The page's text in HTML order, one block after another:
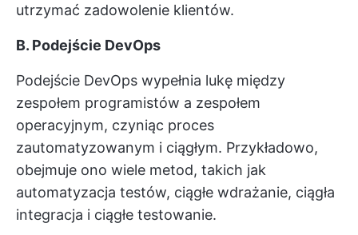
utrzymać zadowolenie klientów.
B. Podejście DevOps
Podejście DevOps wypełnia lukę między
zespołem programistów a zespołem
operacyjnym, czyniąc proces
zautomatyzowanym i ciągłym. Przykładowo,
obejmuje ono wiele metod, takich jak
automatyzacja testów, ciągłe wdrażanie, ciągła
integracja i ciągłe testowanie.